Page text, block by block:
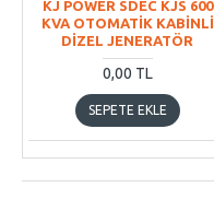
KJ POWER SDEC KJS 600
KVA OTOMATİK KABİNLİ
DİZEL JENERATÖR
0,00 TL
SEPETE EKLE